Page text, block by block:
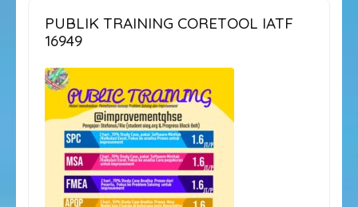
PUBLIK TRAINING CORETOOL IATF
16949